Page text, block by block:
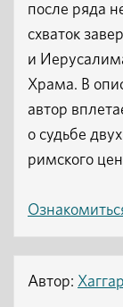
после ряда
схваток
и
Храма. В
автор
о судьбе
римского
Автор: